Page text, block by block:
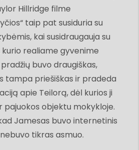
Hillridge filme
taip pat susiduria su
kai susidraugauja su
realiame gyvenime
buvo draugiškas,
tampa priešiškas ir pradeda
apie Teilorą, dėl kurios ji
pajuokos objektu mokykloje.
Jamesas buvo internetinis
tikras asmuo.